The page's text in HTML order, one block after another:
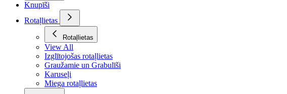
Knupīši
Rotaļlietas
Rotaļlietas
View All
Izglītojošas rotaļlietas
Graužamie un Grabulīši
Karuseļi
Miega rotaļlietas